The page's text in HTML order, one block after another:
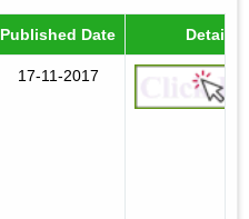
Published Date Details
17-11-2017